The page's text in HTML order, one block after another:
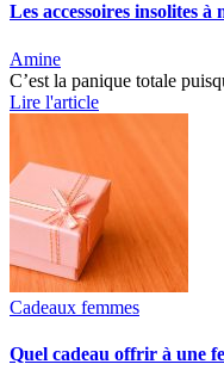
Les accessoires insolites
Amine
C’est la panique totale
Lire l'article
Cadeaux femmes
Quel cadeau offrir à une